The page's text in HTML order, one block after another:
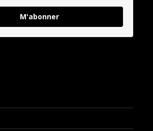
M'abonner